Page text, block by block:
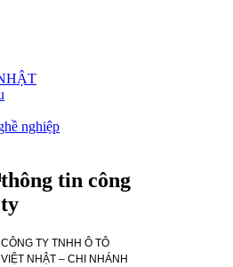
nghiệp
thông tin công
ty
CÔNG TY TNHH Ô TÔ
VIỆT NHẬT – CHI NHÁNH